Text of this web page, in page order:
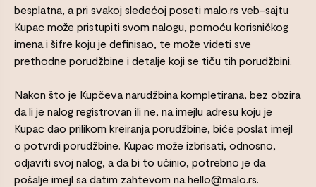
besplatna, a pri svakoj sledećoj poseti malo.rs veb-sajtu
Kupac može pristupiti svom nalogu, pomoću korisničkog
imena i šifre koju je definisao, te može videti sve
prethodne porudžbine i detalje koji se tiču tih porudžbini.
Nakon što je Kupčeva narudžbina kompletirana, bez obzira
da li je nalog registrovan ili ne, na imejlu adresu koju je
Kupac dao prilikom kreiranja porudžbine, biće poslat imejl
o potvrdi porudžbine. Kupac može izbrisati, odnosno,
odjaviti svoj nalog, a da bi to učinio, potrebno je da
pošalje imejl sa datim zahtevom na hello@malo.rs.